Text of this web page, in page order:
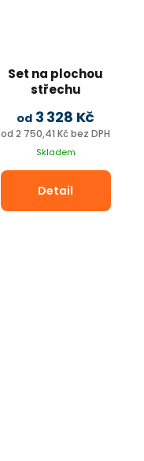
Set na plochou
střechu
od 2 750,41 Kč bez DPH
od3 328 Kč
Skladem
Detail